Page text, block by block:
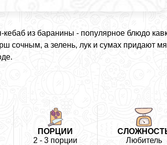
из баранины - популярное блюдо
сочным, а зелень, лук и сумах придают
ПОРЦИИ
2 - 3 порции
Любитель